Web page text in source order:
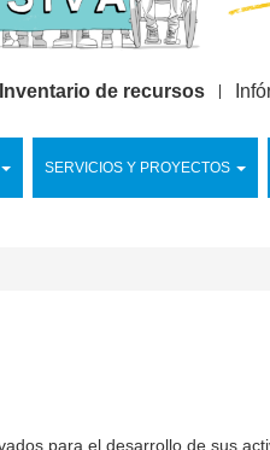
SERVICIOS Y PROYECTOS
Inventario de recursos
para el desarrollo de sus